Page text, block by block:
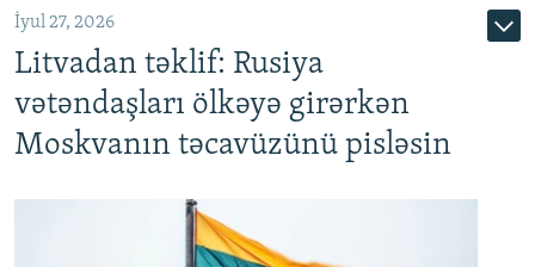
İyul 27, 2026
Litvadan təklif: Rusiya
vətəndaşları ölkəyə girərkən
Moskvanın təcavüzünü pisləsin